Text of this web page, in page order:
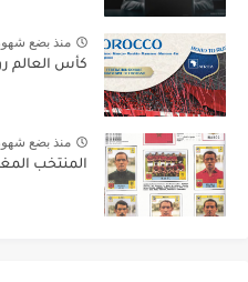
منذ بضع شهور
كأس العالم روسيا
منذ بضع شهور
المنتخب